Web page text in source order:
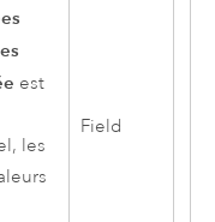
est
les
Field